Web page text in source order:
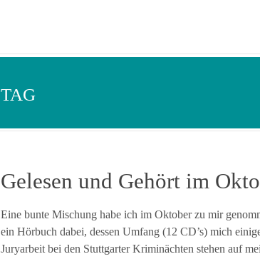
TAG
Gelesen und Gehört im
Eine bunte Mischung habe ich im Oktober zu mir
ein Hörbuch dabei, dessen Umfang (12 CD’s) mich
Juryarbeit bei den Stuttgarter Kriminächten stehen auf